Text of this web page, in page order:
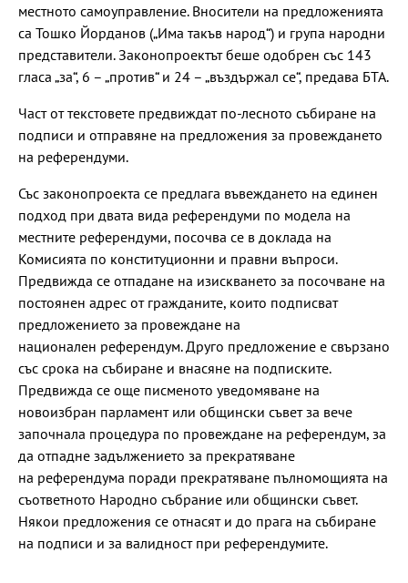
местното самоуправление. Вносители на предложенията
са Тошко Йорданов („Има такъв народ“) и група народни
представители. Законопроектът беше одобрен със 143
гласа „за“, 6 – „против“ и 24 – „въздържал се“, предава БТА.
Част от текстовете предвиждат по-лесното събиране на
подписи и отправяне на предложения за провеждането
на референдуми.
Със законопроекта се предлага въвеждането на единен
подход при двата вида референдуми по модела на
местните референдуми, посочва се в доклада на
Комисията по конституционни и правни въпроси.
Предвижда се отпадане на изискването за посочване на
постоянен адрес от гражданите, които подписват
предложението за провеждане на
национален референдум. Друго предложение е свързано
със срока на събиране и внасяне на подписките.
Предвижда се още писменото уведомяване на
новоизбран парламент или общински съвет за вече
започнала процедура по провеждане на референдум, за
да отпадне задължението за прекратяване
на референдума поради прекратяване пълномощията на
съответното Народно събрание или общински съвет.
Някои предложения се отнасят и до прага на събиране
на подписи и за валидност при референдумите.